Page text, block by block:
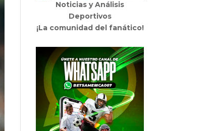
Noticias y Análisis
Deportivos
¡La comunidad del fanático!